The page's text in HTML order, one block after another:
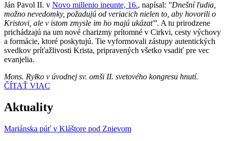
Ján Pavol II. v Novo millenio ineunte, 16., napísal: "Dnešní ľudia,
možno nevedomky, požadujú od veriacich nielen to, aby hovorili o
Kristovi, ale v istom zmysle im ho majú ukázať". A tu prirodzene
prichádzajú na um nové charizmy prítomné v Cirkvi, cesty výchovy
a formácie, ktoré poskytujú. Tie vyformovali zástupy autentických
svedkov príťažlivosti Krista, pripravených všetko vsadiť pre vec
evanjelia.
Mons. Ryłko v úvodnej sv. omši II. svetového kongresu hnutí.
ČÍTAŤ VIAC
Aktuality
Mariánska púť v Kláštore pod Znievom